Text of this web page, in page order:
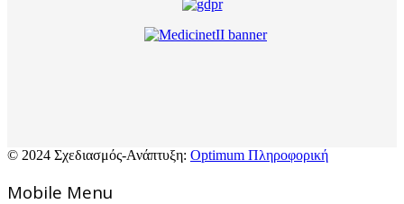
© 2024 Σχεδιασμός-Ανάπτυξη: Optimum Πληροφορική
Mοbile Menu